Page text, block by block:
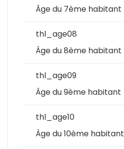
Âge du 7ème habitant
thl_age08
Âge du 8ème habitant
thl_age09
Âge du 9ème habitant
thl_age10
Âge du 10ème habitant